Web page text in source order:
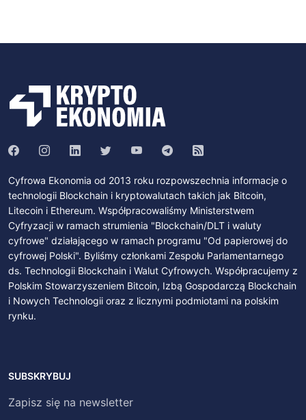
Cyfrowa Ekonomia od 2013 roku rozpowszechnia informacje o
technologii Blockchain i kryptowalutach takich jak Bitcoin,
Litecoin i Ethereum. Współpracowaliśmy Ministerstwem
Cyfryzacji w ramach strumienia "Blockchain/DLT i waluty
cyfrowe" działającego w ramach programu "Od papierowej do
cyfrowej Polski". Byliśmy członkami Zespołu Parlamentarnego
ds. Technologii Blockchain i Walut Cyfrowych. Współpracujemy z
Polskim Stowarzyszeniem Bitcoin, Izbą Gospodarczą Blockchain
i Nowych Technologii oraz z licznymi podmiotami na polskim
rynku.
SUBSKRYBUJ
Zapisz się na newsletter